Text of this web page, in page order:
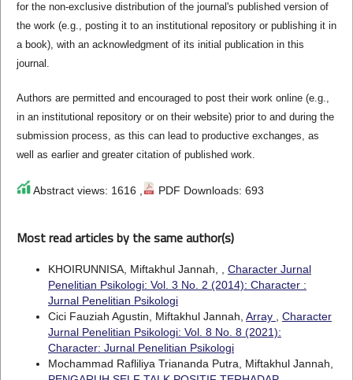
for the non-exclusive distribution of the journal's published version of
the work (e.g., posting it to an institutional repository or publishing it in
a book), with an acknowledgment of its initial publication in this
journal.
Authors are permitted and encouraged to post their work online (e.g.,
in an institutional repository or on their website) prior to and during the
submission process, as this can lead to productive exchanges, as
well as earlier and greater citation of published work.
Abstract views: 1616 , PDF Downloads: 693
Most read articles by the same author(s)
KHOIRUNNISA, Miftakhul Jannah, , Character Jurnal
Penelitian Psikologi: Vol. 3 No. 2 (2014): Character :
Jurnal Penelitian Psikologi
Cici Fauziah Agustin, Miftakhul Jannah, Array , Character
Jurnal Penelitian Psikologi: Vol. 8 No. 8 (2021):
Character: Jurnal Penelitian Psikologi
Mochammad Rafliliya Triananda Putra, Miftakhul Jannah,